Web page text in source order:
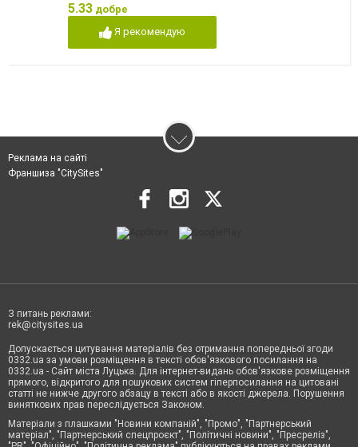
5.33 добре
Я рекомендую
Реклама на сайті
Франшиза "CitySites"
З питань реклами:
rek@citysites.ua
Допускається цитування матеріалів без отримання попередньої згоди
0332.ua за умови розміщення в тексті обов'язкового посилання на
0332.ua - Сайт міста Луцька. Для інтернет-видань обов'язкове розміщення
прямого, відкритого для пошукових систем гіперпосилання на цитовані
статті не нижче другого абзацу в тексті або в якості джерела. Порушення
виняткових прав переслідується Законом.
Матеріали з плашками "Новини компаній", "Промо", "Партнерський
матеріал", "Партнерський спецпроєкт", "Політичні новини", "Пресреліз",